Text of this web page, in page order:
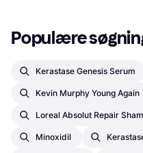
Populære
Kerastase Genesis Serum
Kevin Murphy Young Again
Loreal Absolut Repair
Minoxidil